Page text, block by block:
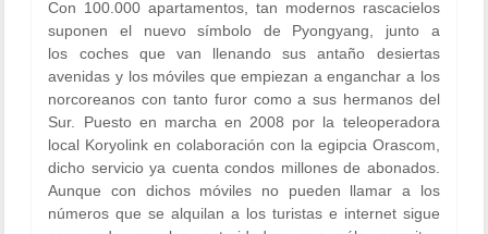
Con 100.000 apartamentos, tan modernos rascacielos
suponen el nuevo símbolo de Pyongyang, junto a
los coches que van llenando sus antaño desiertas
avenidas y los móviles que empiezan a enganchar a los
norcoreanos con tanto furor como a sus hermanos del
Sur. Puesto en marcha en 2008 por la teleoperadora
local Koryolink en colaboración con la egipcia Orascom,
dicho servicio ya cuenta condos millones de abonados.
Aunque con dichos móviles no pueden llamar a los
números que se alquilan a los turistas e internet sigue